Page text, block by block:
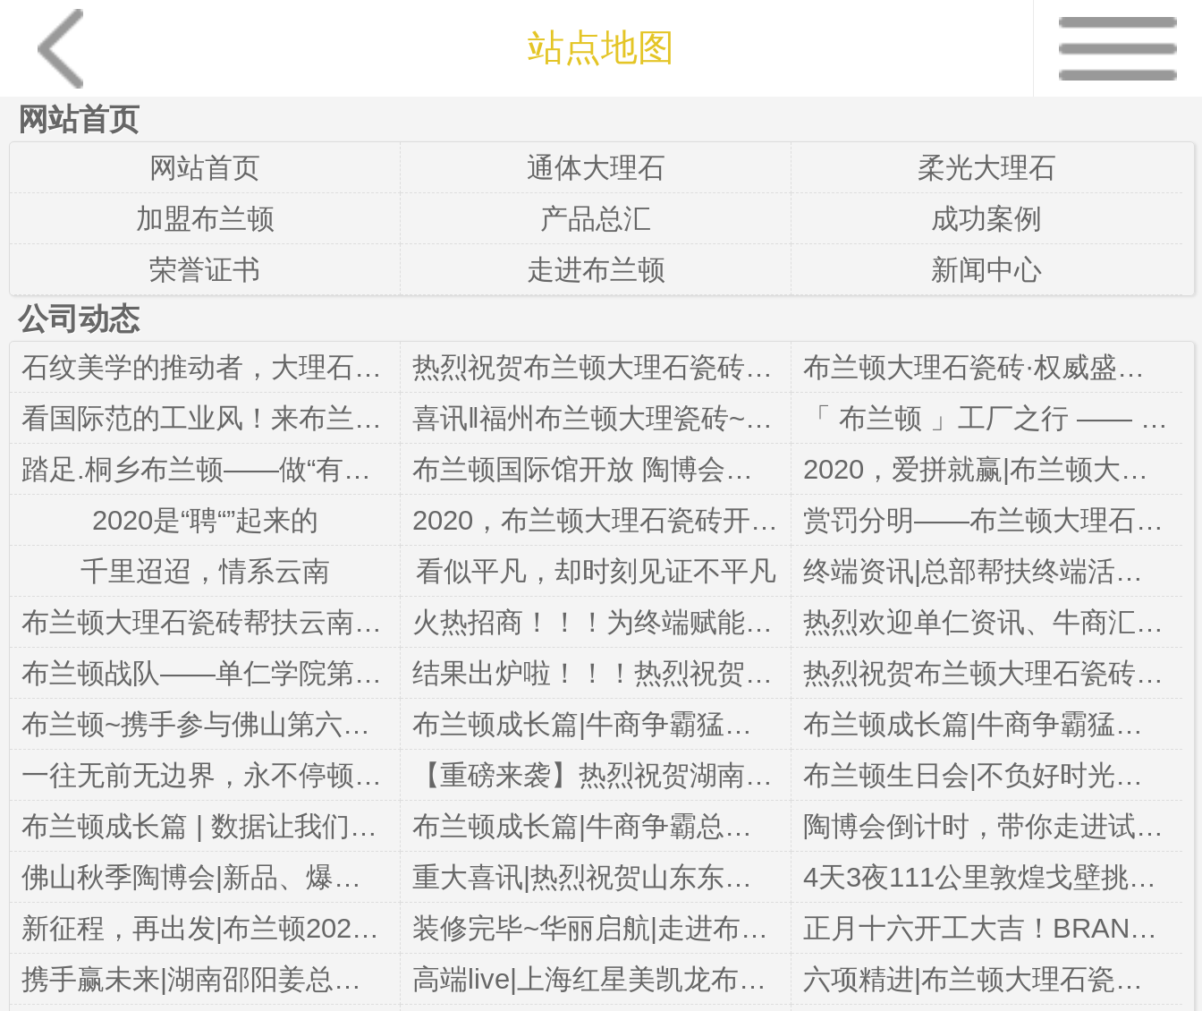
站点地图
网站首页
网站首页 通体大理石
柔光大理石
加盟布兰顿
产品总汇
成功案例
荣誉证书
走进布兰顿 新闻中心
公司动态
石纹美学的推动者，大理石瓷砖就选布兰顿 热烈祝贺布兰顿大理石瓷砖荣获“佛山市陶瓷行业百家绿色减碳承诺品牌”，引领绿色发展新征程！！
布兰顿大理石瓷砖·权威盛典再获殊荣！
看国际范的工业风！来布兰顿大理石瓷砖展厅！
喜讯‖福州布兰顿大理瓷砖~百相家居馆盛大开业
「 布兰顿 」工厂之行 —— 见证至优品质
踏足.桐乡布兰顿——做“有态度”的大理石瓷砖
布兰顿国际馆开放 陶博会不得不看的新风潮
2020，爱拼就赢|布兰顿大理石瓷砖华南区域经销商培训完美结束
2020是“聘“”起来的
2020，布兰顿大理石瓷砖开启直播之路带你深入探讨如何终端破局
赏罚分明——布兰顿大理石瓷砖时刻警醒自己
千里迢迢，情系云南
看似平凡，却时刻见证不平凡
终端资讯|总部帮扶终端活动提前蓄力，打造销售铁军
布兰顿大理石瓷砖帮扶云南曲靖终端活动圆满成功
火热招商！！！为终端赋能广东区域第一弹圆满成功
热烈欢迎单仁资讯、牛商汇领导莅临布兰顿大理石瓷砖参观指导！！！
布兰顿战队——单仁学院第73届线上培训课程圆满结束
结果出炉啦！！！热烈祝贺布兰顿大理石瓷砖罗伟乐总经理荣获佛山赛区“十大牛商”荣誉称号
热烈祝贺布兰顿大理石瓷砖罗伟乐总经理荣获C级扒皮师！！！
布兰顿~携手参与佛山第六届牛商争霸赛启动大会
布兰顿成长篇|牛商争霸猛虎队扒皮第一弹
布兰顿成长篇|牛商争霸猛虎队扒皮第二弹
一往无前无边界，永不停顿布兰顿~只做最好的大理石瓷砖
【重磅来袭】热烈祝贺湖南永州区域成功加盟签约!
布兰顿生日会|不负好时光，因你更精彩！
布兰顿成长篇 | 数据让我们集思广益，分享让我们共同成长
布兰顿成长篇|牛商争霸总结过去，着眼未来
陶博会倒计时，带你走进试营业下的江阴专卖店
佛山秋季陶博会|新品、爆品、新展示、新模式~布兰顿让你不虚此行！
重大喜讯|热烈祝贺山东东营区域成功签约加盟布兰顿大理石瓷砖!
4天3夜111公里敦煌戈壁挑战赛~突破自我的心路历程
新征程，再出发|布兰顿2020年度总结表彰大会
装修完毕~华丽启航|走进布兰顿山东东营专卖店
正月十六开工大吉！BRANDON祝大家2021身体健康！牛年大吉！生意兴隆！财源广进！
携手赢未来|湖南邵阳姜总、杨总三次考察市场终选布兰顿
高端live|上海红星美凯龙布兰顿大理石瓷砖专卖店正式启动
六项精进|布兰顿大理石瓷砖用“空巴”学习共成长